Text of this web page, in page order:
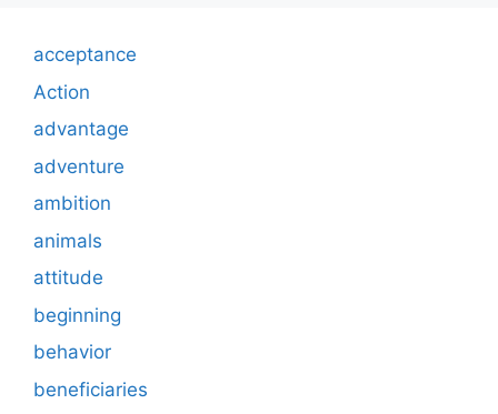
acceptance
Action
advantage
adventure
ambition
animals
attitude
beginning
behavior
beneficiaries